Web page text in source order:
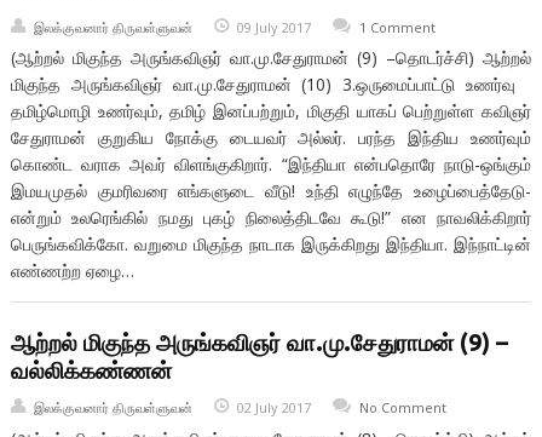
இலக்குவனார் திருவள்ளுவன் 09 July 2017 1 Comment
(ஆற்றல் மிகுந்த அருங்கவிஞர் வா.மு.சேதுராமன் (9) –தொடர்ச்சி) ஆற்றல்
மிகுந்த அருங்கவிஞர் வா.மு.சேதுராமன் (10) 3.ஒருமைப்பாட்டு உணர்வு
தமிழ்மொழி உணர்வும், தமிழ் இனப்பற்றும், மிகுதி யாகப் பெற்றுள்ள கவிஞர்
சேதுராமன் குறுகிய நோக்கு டையவர் அல்லர். பரந்த இந்திய உணர்வும்
கொண்ட வராக அவர் விளங்குகிறார். “இந்தியா என்பதொரே நாடு-ஒங்கும்
இமயமுதல் குமரிவரை எங்களுடை வீடு! உந்தி எழுந்தே உழைப்பைத்தேடு-
என்றும் உலரெங்கில் நமது புகழ் நிலைத்திடவே கூடு!” என நாவலிக்கிறார்
பெருங்கவிக்கோ. வறுமை மிகுந்த நாடாக இருக்கிறது இந்தியா. இந்நாட்டின்
எண்ணற்ற ஏழை…
ஆற்றல் மிகுந்த அருங்கவிஞர் வா.மு.சேதுராமன் (9) –
வல்லிக்கண்ணன்
இலக்குவனார் திருவள்ளுவன் 02 July 2017 No Comment